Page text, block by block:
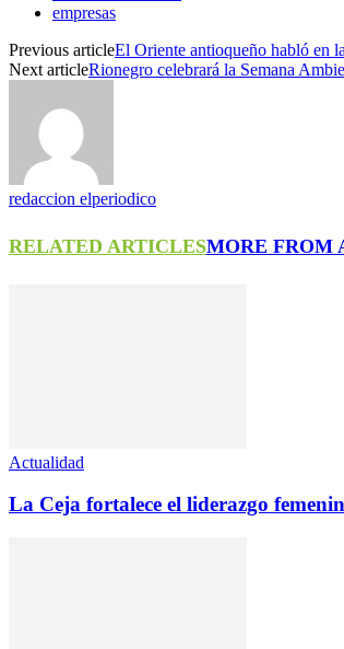
empresas
Previous articleEl Oriente antioqueño habló en
Next articleRionegro celebrará la Semana
redaccion elperiodico
RELATED ARTICLESMORE FROM
Actualidad
La Ceja fortalece el liderazgo